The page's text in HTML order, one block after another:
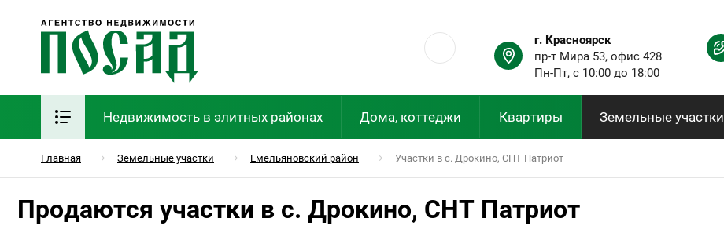
г. Красноярск
пр-т Мира 53, офис 428
Пн-Пт, с 10:00 до 18:00
Недвижимость в элитных районах Дома, коттеджи Квартиры Земельные участки
Главная Земельные участки Емельяновский район Участки в с. Дрокино, СНТ Патриот
Продаются участки в с. Дрокино, СНТ Патриот